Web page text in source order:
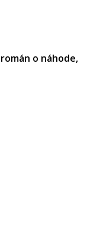
o náhode,